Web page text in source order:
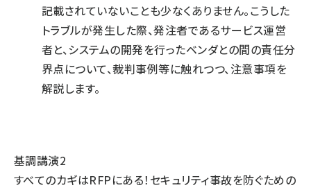
記載されていないことも少なくありません。こうした
トラブルが発生した際、発注者であるサービス運営
者と、システムの開発を行ったベンダとの間の責任分
界点について、裁判事例等に触れつつ、注意事項を
解説します。
基調講演2
すべてのカギはRFPにある！セキュリティ事故を防ぐための